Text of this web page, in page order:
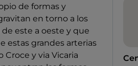
de formas y
en torno a los
este a oeste y que
estas grandes arterias
Croce y via Vicaria